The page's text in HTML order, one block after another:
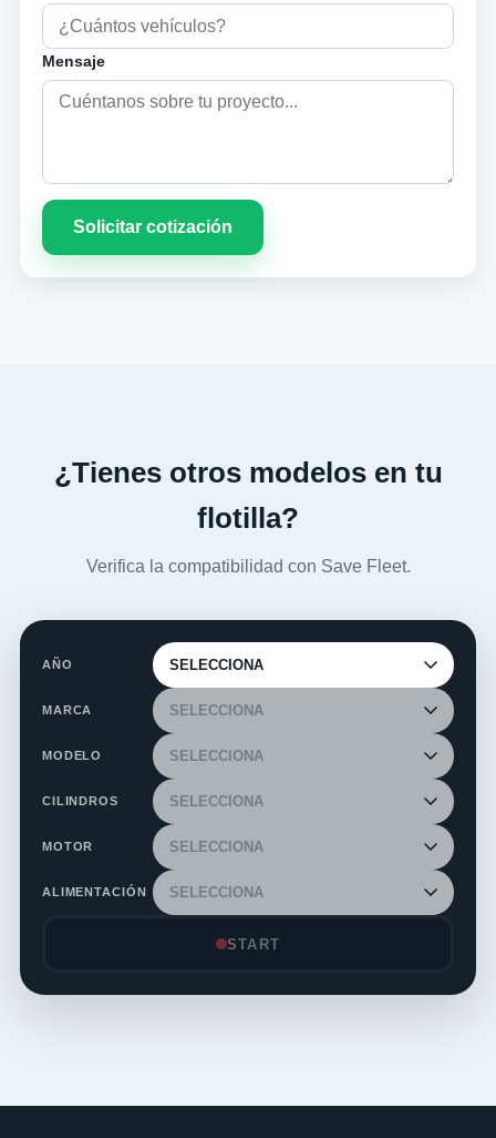
Mensaje
Solicitar cotización
¿Tienes otros modelos en tu
flotilla?
Verifica la compatibilidad con Save Fleet.
AÑO
MARCA
MODELO
CILINDROS
MOTOR
ALIMENTACIÓN
START